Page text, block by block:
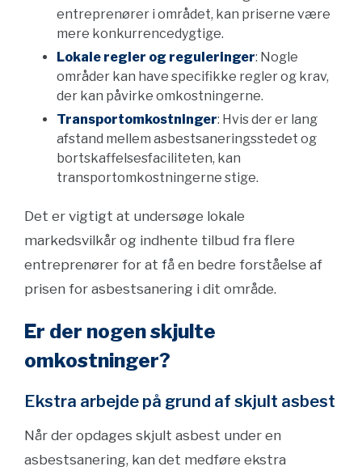
entreprenører i området, kan priserne være
mere konkurrencedygtige.
Lokale regler og reguleringer: Nogle
områder kan have specifikke regler og krav,
der kan påvirke omkostningerne.
Transportomkostninger: Hvis der er lang
afstand mellem asbestsaneringsstedet og
bortskaffelsesfaciliteten, kan
transportomkostningerne stige.
Det er vigtigt at undersøge lokale
markedsvilkår og indhente tilbud fra flere
entreprenører for at få en bedre forståelse af
prisen for asbestsanering i dit område.
Er der nogen skjulte
omkostninger?
Ekstra arbejde på grund af skjult asbest
Når der opdages skjult asbest under en
asbestsanering, kan det medføre ekstra